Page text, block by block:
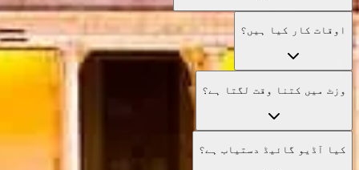
اوقات کار کیا ہیں؟
وزٹ میں کتنا وقت لگتا ہے؟
کیا آڈیو گائیڈ دستیاب ہے؟